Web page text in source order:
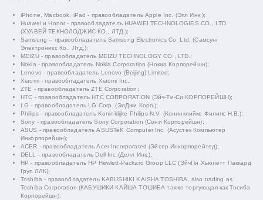
iPhone, Macbook, iPad - правообладатель Apple Inc. (Эпл Инк.);
Huawei и Honor - правообладатель HUAWEI TECHNOLOGIES CO., LTD.
(ХУАВЕЙ ТЕКНОЛОДЖИС КО., ЛТД.);
Samsung – правообладатель Samsung Electronics Co. Ltd. (Самсунг
Электроникс Ко., Лтд.);
MEIZU - правообладатель MEIZU TECHNOLOGY CO., LTD.;
Nokia - правообладатель Nokia Corporation (Нокиа Корпорейшн);
Lenovo - правообладатель Lenovo (Beijing) Limited;
Xiaomi - правообладатель Xiaomi Inc.;
ZTE - правообладатель ZTE Corporation;
HTC - правообладатель HTC CORPORATION (Эйч-Ти-Си КОРПОРЕЙШН);
LG - правообладатель LG Corp. (ЭлДжи Корп.);
Philips - правообладатель Koninklijke Philips N.V. (Конинклийке Филипс Н.В.);
Sony - правообладатель Sony Corporation (Сони Корпорейшн);
ASUS - правообладатель ASUSTeK Computer Inc. (Асустек Компьютер
Инкорпорейшн);
ACER - правообладатель Acer Incorporated (Эйсер Инкорпорейтед);
DELL - правообладатель Dell Inc.(Делл Инк.);
HP - правообладатель HP Hewlett-Packard Group LLC (ЭйчПи Хьюлетт Паккард
Груп ЛЛК);
Toshiba - правообладатель KABUSHIKI KAISHA TOSHIBA, also trading as
Toshiba Corporation (КАБУШИКИ КАЙША ТОШИБА также торгующая как Тосиба
Корпорейшн).